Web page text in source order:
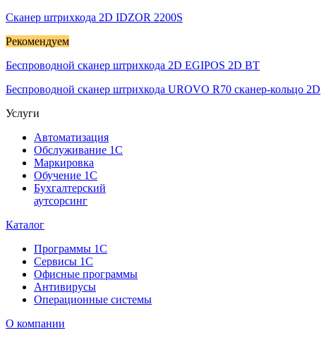
Сканер штрихкода 2D IDZOR 2200S
Рекомендуем
Беспроводной сканер штрихкода 2D EGIPOS 2D BT
Беспроводной сканер штрихкода UROVO R70 сканер-кольцо 2D
Услуги
Автоматизация
Обслуживание 1С
Маркировка
Обучение 1С
Бухгалтерский
аутсорсинг
Каталог
Программы 1С
Сервисы 1С
Офисные программы
Антивирусы
Операционные системы
О компании